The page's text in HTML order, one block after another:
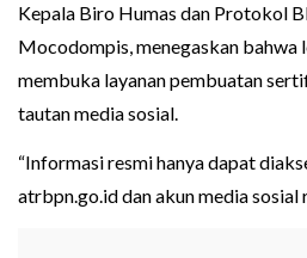
Kepala Biro Humas dan Protokol
Mocodompis, menegaskan bahwa
membuka layanan pembuatan
tautan media sosial.
“Informasi resmi hanya dapat
atrbpn.go.id dan akun media sosial